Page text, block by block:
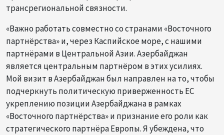
трансрегиональной связности.
«Важно работать совместно со странами «Восточного
партнёрства» и, через Каспийское море, с нашими
партнёрами в Центральной Азии. Азербайджан
является центральным партнёром в этих усилиях.
Мой визит в Азербайджан был направлен на то, чтобы
подчеркнуть политическую приверженность ЕС
укреплению позиции Азербайджана в рамках
«Восточного партнёрства» и признание его роли как
стратегического партнёра Европы. Я убеждена, что